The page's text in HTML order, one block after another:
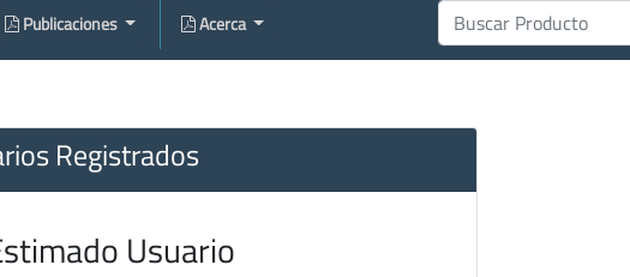
Publicaciones Acerca
Registrados
Usuario